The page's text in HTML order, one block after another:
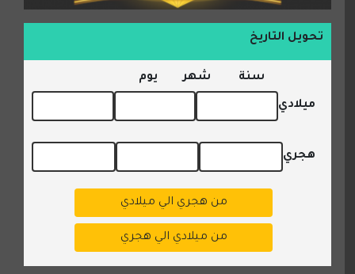
تحويل التاريخ
سنة شهر يوم
ميلادي
هجري
من هجري الي ميلادي
من ميلادي الي هجري